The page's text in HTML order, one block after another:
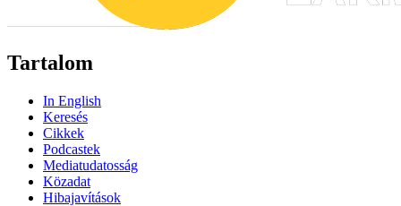
Tartalom
In English
Keresés
Cikkek
Podcastek
Mediatudatosság
Közadat
Hibajavítások